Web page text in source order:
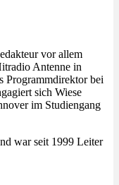
vor allem
Antenne in
Programmdirektor bei
sich Wiese
im Studiengang
war seit 1999 Leiter